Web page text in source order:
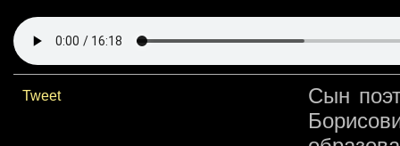
Tweet
Cын